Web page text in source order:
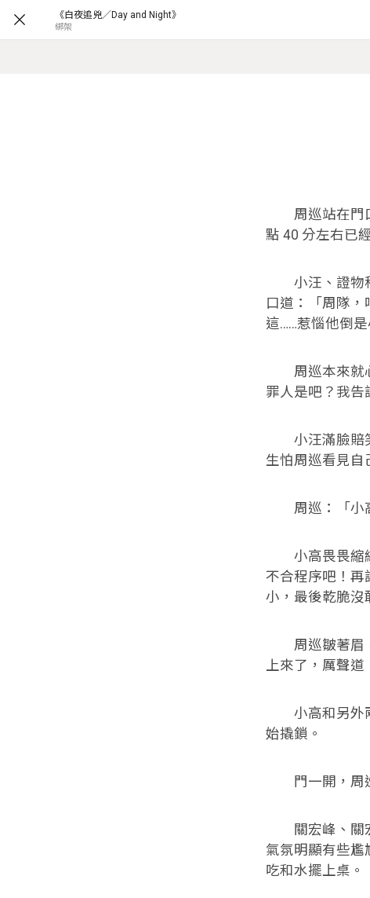
《白夜追兇／Day and Night》
綁架
周巡站在門口
點 40 分左右已
小汪、證物科
口道：「周隊
這……惹惱他倒是
周巡本來就心
罪人是吧？我告
小汪滿臉賠笑
生怕周巡看見自
周巡：「小高
小高畏畏縮縮
不合程序吧！再
小，最後乾脆沒
周巡皺著眉，
上來了，厲聲道
小高和另外兩
始撬鎖。
門一開，周巡
關宏峰、關宏
氣氛明顯有些尷
吃和水擺上桌。